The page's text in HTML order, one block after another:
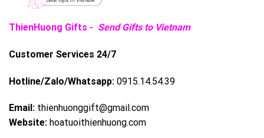
ThienHuong Gifts - Send Gifts to Vietnam
Customer Services 24/7
Hotline/Zalo/Whatsapp: 0915.14.54.39
Email: thienhuonggift@gmail.com
Website: hoatuoithienhuong.com